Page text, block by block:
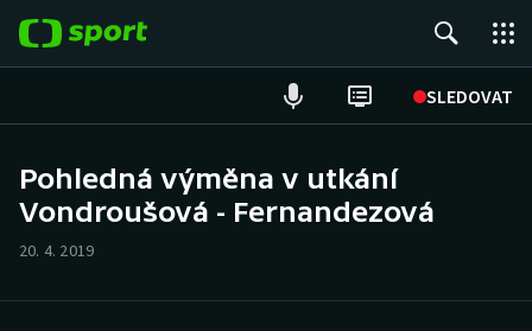
SLEDOVAT
Hokej
Pohledná výměna v utkání
Vondroušová - Fernandezová
20. 4. 2019